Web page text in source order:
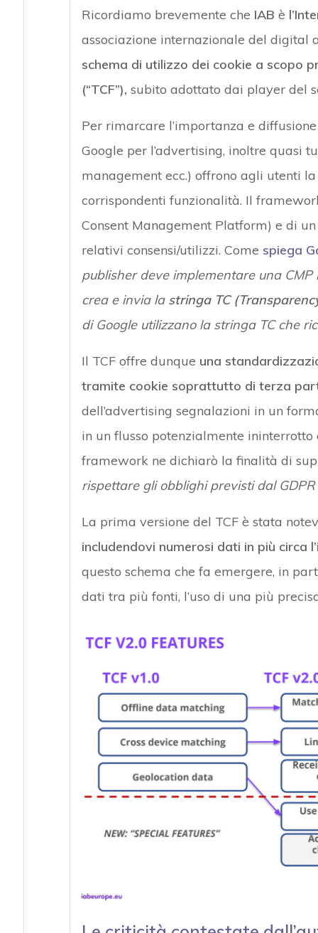
Ricordiamo brevemente che IAB è
associazione internazionale del digital
schema di utilizzo dei cookie a scopo
(“TCF”), subito adottato dai player del
Per rimarcare l’importanza e
Google per l’advertising, inoltre quasi
management ecc.) offrono agli utenti
corrispondenti funzionalità. Il
Consent Management Platform) e di
relativi consensi/utilizzi. Come spiega
publisher deve implementare una
crea e invia la stringa TC
di Google utilizzano la stringa TC che
Il TCF offre dunque una
tramite cookie soprattutto di terza
dell’advertising segnalazioni in un
in un flusso potenzialmente ininterrotto
framework ne dichiarò la finalità di
rispettare gli obblighi previsti dal
La prima versione del TCF è stata
includendovi numerosi dati in più circa
questo schema che fa emergere, in
dati tra più fonti, l’uso di una più